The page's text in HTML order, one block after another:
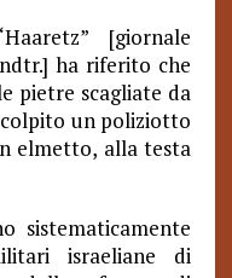
[giornale
ha riferito che
pietre scagliate da
un poliziotto
elmetto, alla testa
sistematicamente
israeliane di